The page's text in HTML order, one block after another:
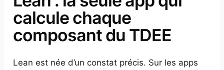
calcule chaque
composant du TDEE
Lean est née d’un constat précis. Sur les apps